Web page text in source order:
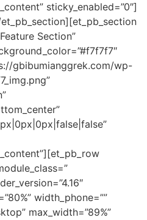
sticky_enabled=”0″]
Section”
gbibumianggrek.com/wp-
width_phone=””
max_width=”89%”